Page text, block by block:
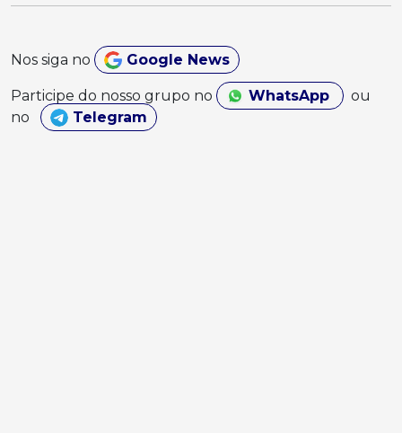
Nos siga no Google News
Participe do nosso grupo no WhatsApp
ou
no
Telegram